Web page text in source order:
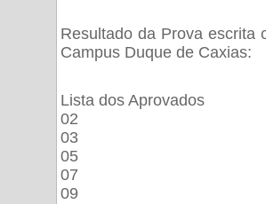
Resultado da Prova escrita
Campus Duque de Caxias:
Lista dos Aprovados
02
03
05
07
09